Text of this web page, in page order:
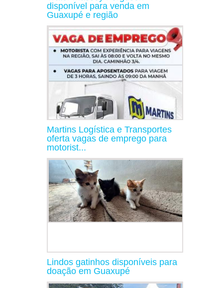
disponível para venda em
Guaxupé e região
Martins Logística e Transportes
oferta vagas de emprego para
motorist...
Lindos gatinhos disponíveis para
doação em Guaxupé